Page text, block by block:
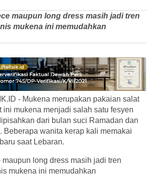
maupun long dress masih jadi tren
mukena ini memudahkan
- Mukena merupakan pakaian salat
ini mukena menjadi salah satu fesyen
dari bulan suci Ramadan dan
Beberapa wanita kerap kali memakai
saat Lebaran.
maupun long dress masih jadi tren
mukena ini memudahkan